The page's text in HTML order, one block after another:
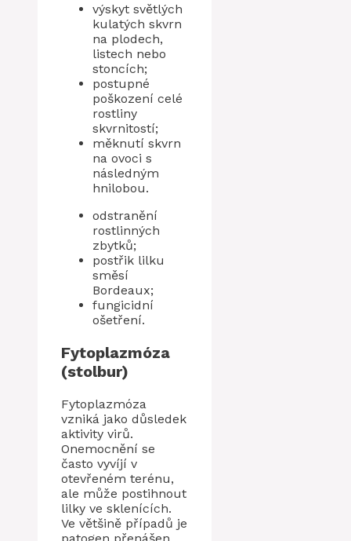
výskyt světlých
kulatých skvrn
na plodech,
listech nebo
stoncích;
postupné
poškození celé
rostliny
skvrnitostí;
měknutí skvrn
na ovoci s
následným
hnilobou.
odstranění
rostlinných
zbytků;
postřik lilku
směsí
Bordeaux;
fungicidní
ošetření.
Fytoplazmóza
(stolbur)
Fytoplazmóza
vzniká jako důsledek
aktivity virů.
Onemocnění se
často vyvíjí v
otevřeném terénu,
ale může postihnout
lilky ve sklenících.
Ve většině případů je
patogen přenášen